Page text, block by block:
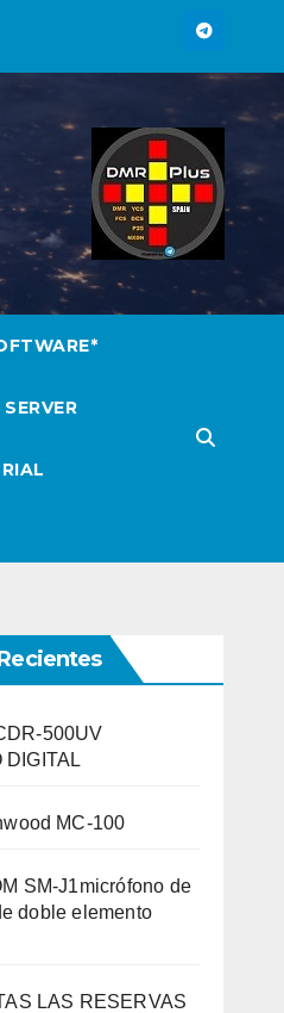
500UV
DIGITAL
MC-100
SM-J1micrófono de
doble elemento
LAS RESERVAS